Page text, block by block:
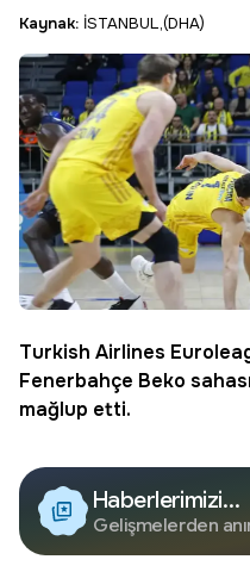
Kaynak: İSTANBUL,(DHA)
Turkish Airlines
Fenerbahçe Beko
mağlup etti.
Haberlerimizi
Google'da
Edin
Gelişmelerden